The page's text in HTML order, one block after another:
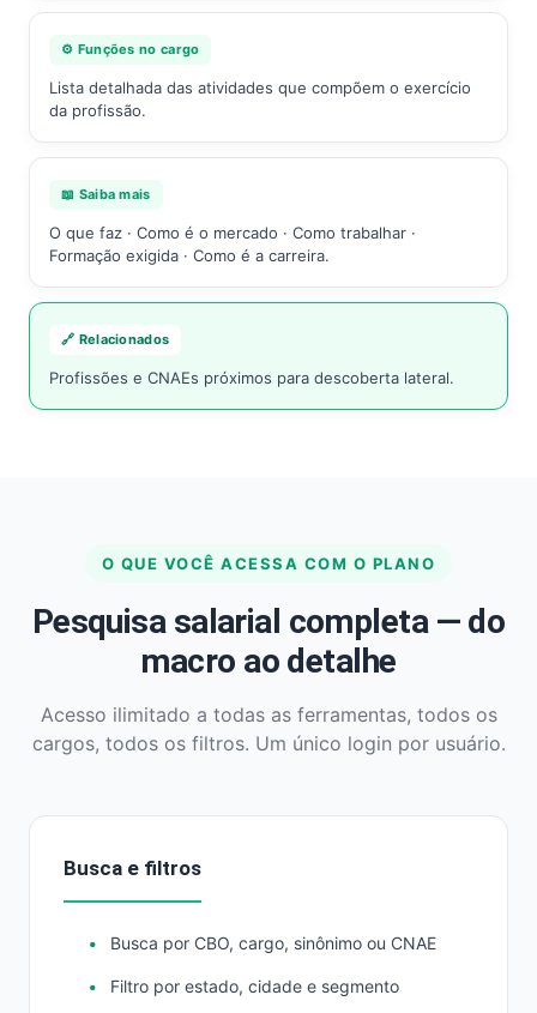
⚙️ Funções no cargo
Lista detalhada das atividades que compõem o exercício
da profissão.
📖 Saiba mais
O que faz · Como é o mercado · Como trabalhar ·
Formação exigida · Como é a carreira.
🔗 Relacionados
Profissões e CNAEs próximos para descoberta lateral.
O QUE VOCÊ ACESSA COM O PLANO
Pesquisa salarial completa — do
macro ao detalhe
Acesso ilimitado a todas as ferramentas, todos os
cargos, todos os filtros. Um único login por usuário.
Busca e filtros
Busca por CBO, cargo, sinônimo ou CNAE
Filtro por estado, cidade e segmento